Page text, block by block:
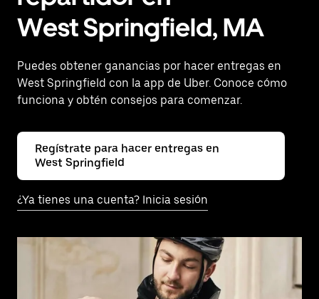
West Springfield, MA
Puedes obtener ganancias por hacer entregas en
West Springfield con la app de Uber. Conoce cómo
funciona y obtén consejos para comenzar.
Regístrate para hacer entregas en
West Springfield
¿Ya tienes una cuenta? Inicia sesión